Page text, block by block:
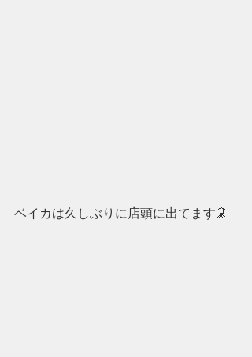
ベイカは久しぶりに店頭に出てます🦑